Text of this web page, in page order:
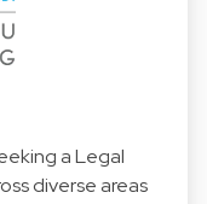
a Legal
diverse areas